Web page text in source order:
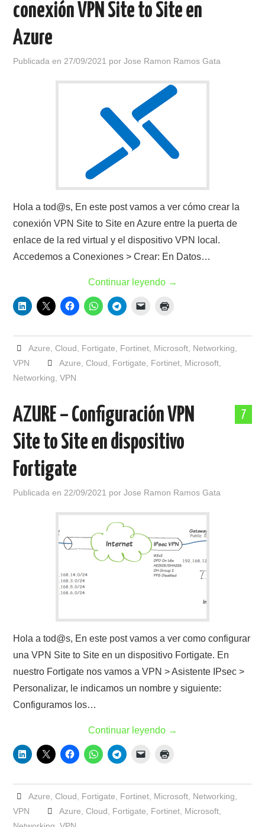
conexión VPN Site to Site en
Azure
Publicada en 27/09/2021 porJose Ramon Ramos Gata
Hola a tod@s, En este post vamos a ver cómo crear la
conexión VPN Site to Site en Azure entre la puerta de
enlace de la red virtual y el dispositivo VPN local.
Accedemos a Conexiones > Crear: En Datos…
Continuar leyendo →
Azure Cloud Fortigate Fortinet, Microsoft, Networking
VPN
Azure Cloud Fortigate Fortinet, Microsoft,
Networking ,VPN
7
AZURE – Configuración VPN
Site to Site en dispositivo
Fortigate
Publicada en 22/09/2021 porJose Ramon Ramos Gata
Hola a tod@s, En este post vamos a ver como configurar
una VPN Site to Site en un dispositivo Fortigate. En
nuestro Fortigate nos vamos a VPN > Asistente IPsec >
Personalizar, le indicamos un nombre y siguiente:
Configuramos los…
Continuar leyendo →
Azure Cloud Fortigate Fortinet, Microsoft, Networking
VPN
Azure Cloud Fortigate Fortinet, Microsoft,